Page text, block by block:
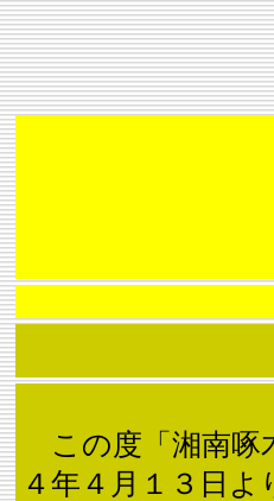
この度「湘南啄
４年４月１３日